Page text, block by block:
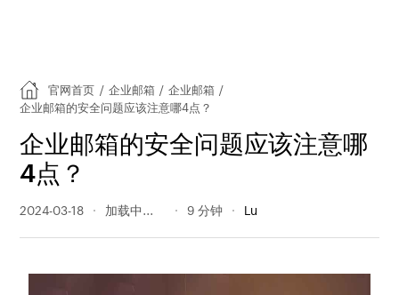
官网首页 / 企业邮箱 / 企业邮箱 /
企业邮箱的安全问题应该注意哪4点？
企业邮箱的安全问题应该注意哪
4点？
2024-03-18 427 阅读量 9 分钟 Lu